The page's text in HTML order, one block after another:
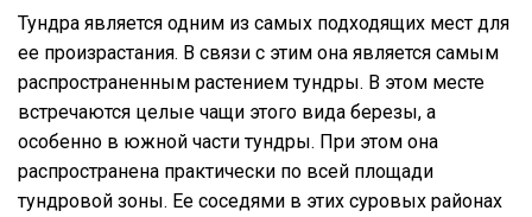
Тундра является одним из самых подходящих мест для
ее произрастания. В связи с этим она является самым
распространенным растением тундры. В этом месте
встречаются целые чащи этого вида березы, а
особенно в южной части тундры. При этом она
распространена практически по всей площади
тундровой зоны. Ее соседями в этих суровых районах